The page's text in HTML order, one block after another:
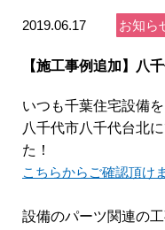
2019.06.17 お知ら
【施工事例追加】八
いつも千葉住宅設備
八千代市八千代台北
た！
こちらからご確認頂け
設備のパーツ関連の